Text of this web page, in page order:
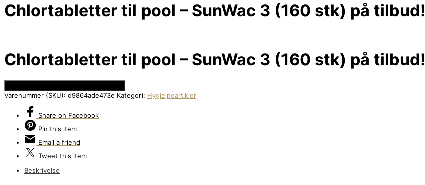
Chlortabletter til pool – SunWac 3 (160 stk) på tilbud!
Chlortabletter til pool – SunWac 3 (160 stk) på tilbud!
Varenummer (SKU): d9864ade473e Kategori: Hygiejneartikler
Share on Facebook
Pin this item
Email a friend
Tweet this item
Beskrivelse